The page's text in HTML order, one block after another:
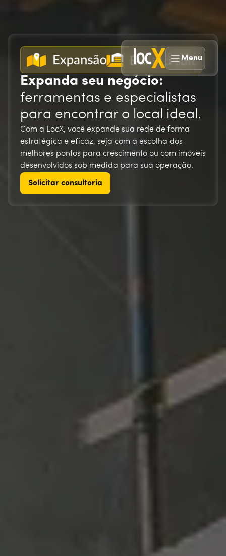
Menu
Expanda seu negócio:
ferramentas e especialistas
para encontrar o local ideal.
Com a LocX, você expande sua rede de forma
estratégica e eficaz, seja com a escolha dos
melhores pontos para crescimento ou com imóveis
desenvolvidos sob medida para sua operação.
Solicitar consultoria
Solicitar consultoria